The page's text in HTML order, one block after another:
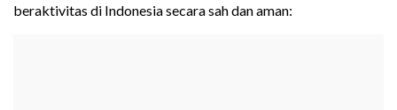
beraktivitas di Indonesia secara sah dan aman: